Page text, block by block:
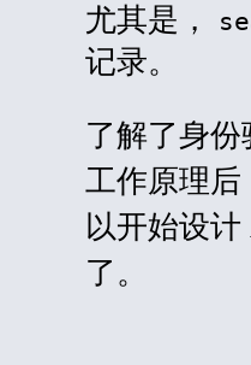
尤其是，
记录。
了解了身份
工作原理后
以开始设计
了。